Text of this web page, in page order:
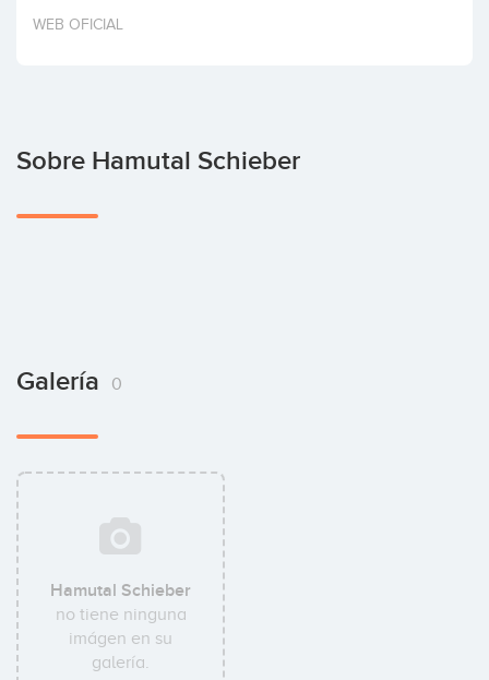
Invertir
WEB OFICIAL
Sobre Hamutal Schieber
Galería 0
Hamutal Schieber
no tiene ninguna
imágen en su
galería.